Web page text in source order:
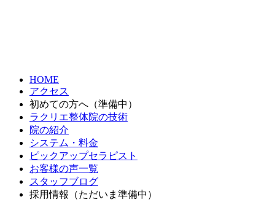
HOME
アクセス
初めての方へ（準備中）
ラクリエ整体院の技術
院の紹介
システム・料金
ピックアップセラピスト
お客様の声一覧
スタッフブログ
採用情報（ただいま準備中）